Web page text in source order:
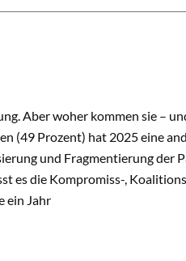
Aber woher kommen sie –
(49 Prozent) hat 2025 eine
und Fragmentierung der
es die Kompromiss-,
ein Jahr